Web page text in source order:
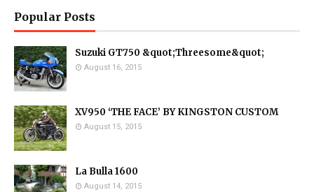
Popular Posts
Suzuki GT750 &quot;Threesome&quot;
August 16, 2015
XV950 ‘THE FACE’ BY KINGSTON CUSTOM
August 15, 2015
La Bulla 1600
August 14, 2015